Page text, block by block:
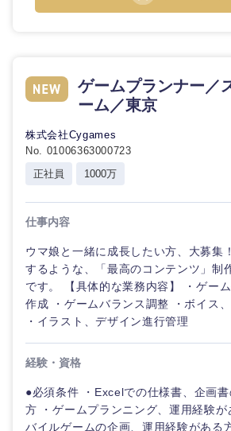
近畿地方
滋賀県
大阪府
奈良県
ゲームプランナー／
ーム／東京
株式会社Cygames
No. 01006363000723
正社員
1000万
仕事内容
ウマ娘と一緒に成長したい方、大募集
するような、「最高のコンテンツ」制
です。 【具体的な業務内容】 ・ゲー
作成 ・ゲームバランス調整 ・ボイス
・イラスト、デザイン進行管理
経験・資格
●必須条件 ・Excelでの仕様書、企画
方 ・ゲームプランニング、運用経験が
バイルゲームの企画、運用経験がある